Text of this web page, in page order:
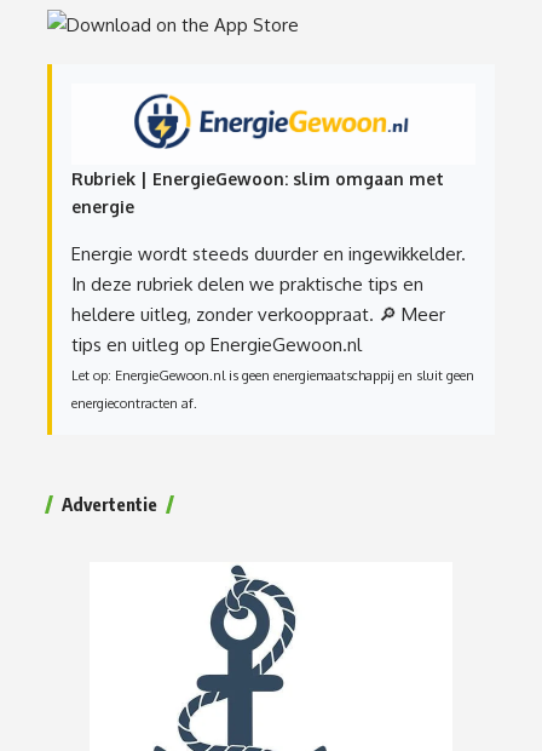
Rubriek | EnergieGewoon: slim omgaan met
energie
Energie wordt steeds duurder en ingewikkelder.
In deze rubriek delen we praktische tips en
heldere uitleg, zonder verkooppraat. 🔎 Meer
tips en uitleg op EnergieGewoon.nl
Let op: EnergieGewoon.nl is geen energiemaatschappij en sluit geen
energiecontracten af.
Advertentie